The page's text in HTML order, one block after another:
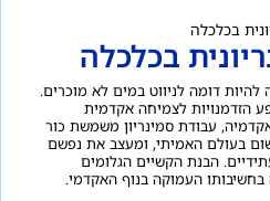
בכלכלה
בכלכלה
להיות דומה לניווט במים לא מוכרים.
הזדמנויות לצמיחה אקדמית
עבודת סמינריון משמשת כור
בעולם האמיתי, ומעצב את נפשם
הבנת הקשיים הגלומים
העמוקה בנוף האקדמי.